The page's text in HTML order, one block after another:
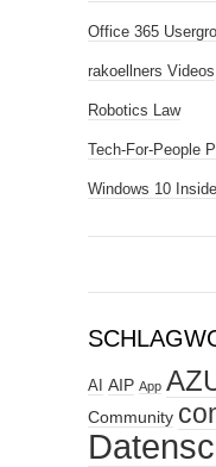
Office 365
rakoellners Videos
Robotics Law
Tech-For-People
Windows 10
AI AIP App
Community